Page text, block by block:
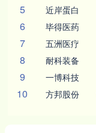
5 近岸蛋白
6 毕得医药
7 五洲医疗
8 耐科装备
9 一博科技
10 方邦股份